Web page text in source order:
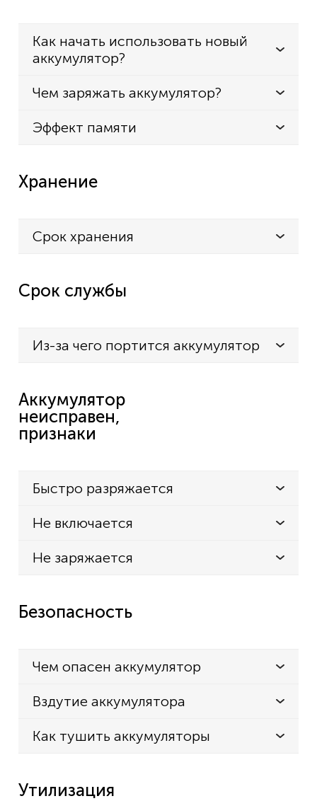
Как начать использовать новый
аккумулятор?
Чем заряжать аккумулятор?
Эффект памяти
Хранение
Срок хранения
Срок службы
Из-за чего портится аккумулятор
Аккумулятор
неисправен,
признаки
Быстро разряжается
Не включается
Не заряжается
Безопасность
Чем опасен аккумулятор
Вздутие аккумулятора
Как тушить аккумуляторы
Утилизация